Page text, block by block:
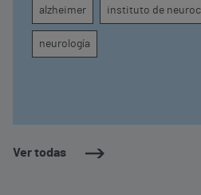
Ver todas
alzheimer instituto de
neurología